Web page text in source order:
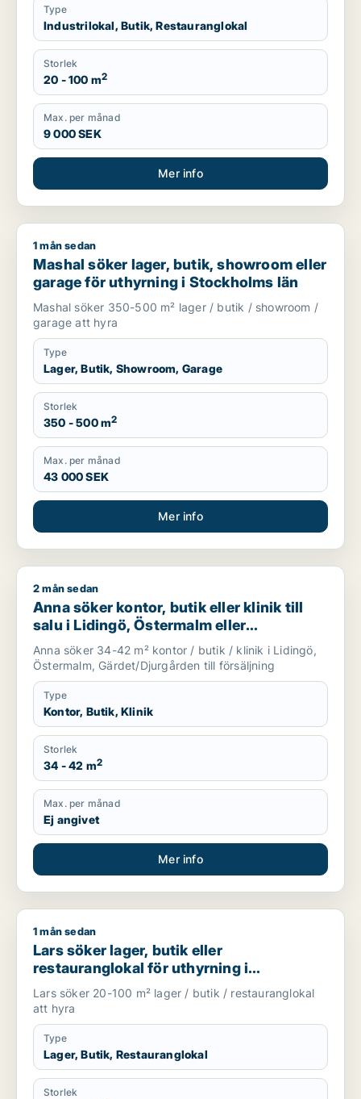
Type
Industrilokal, Butik, Restauranglokal
Storlek
20 - 100 m2
Max. per månad
9 000 SEK
Mer info
Mashal söker lager, butik, showroom eller garage för
1 mån sedan
Mashal söker lager, butik, showroom eller
garage för uthyrning i Stockholms län
Mashal söker 350-500 m² lager / butik / showroom /
garage att hyra
Type
Lager, Butik, Showroom, Garage
Storlek
350 - 500 m2
Max. per månad
43 000 SEK
Mer info
Anna söker kontor, butik eller klinik till salu i Lidingö,
2 mån sedan
Anna söker kontor, butik eller klinik till
salu i Lidingö, Östermalm eller
Gärdet/Djurgården
Anna söker 34-42 m² kontor / butik / klinik i Lidingö,
Östermalm, Gärdet/Djurgården till försäljning
Type
Kontor, Butik, Klinik
Storlek
34 - 42 m2
Max. per månad
Ej angivet
Mer info
Lars söker lager, butik eller restauranglokal för uthyrning i
1 mån sedan
Lars söker lager, butik eller
restauranglokal för uthyrning i
Stockholm Innerstad, Kungsholmen eller
Vasastan m.fl.
Lars söker 20-100 m² lager / butik / restauranglokal
att hyra
Type
Lager, Butik, Restauranglokal
Storlek